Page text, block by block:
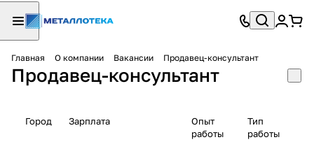
Главная О компании Вакансии Продавец-консультант
Продавец-консультант
Город Зарплата
Опыт
работы
Тип
работы